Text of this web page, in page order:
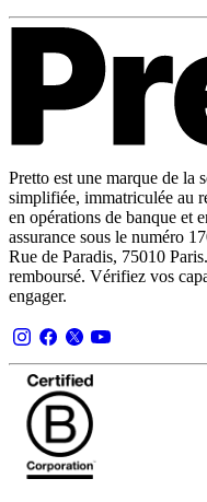
Pretto est une marque de la
simplifiée, immatriculée au
en opérations de banque et
assurance sous le numéro
Rue de Paradis, 75010
remboursé. Vérifiez vos
engager.